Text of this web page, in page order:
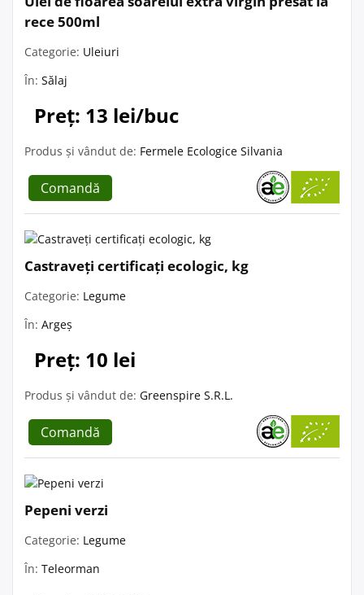
rece 500ml
Categorie: Uleiuri
În: Sălaj
Preț: 13 lei/buc
Produs și vândut de: Fermele Ecologice Silvania
Comandă
Castraveți certificați ecologic, kg
Categorie: Legume
În: Argeș
Preț: 10 lei
Produs și vândut de: Greenspire S.R.L.
Comandă
Pepeni verzi
Categorie: Legume
În: Teleorman